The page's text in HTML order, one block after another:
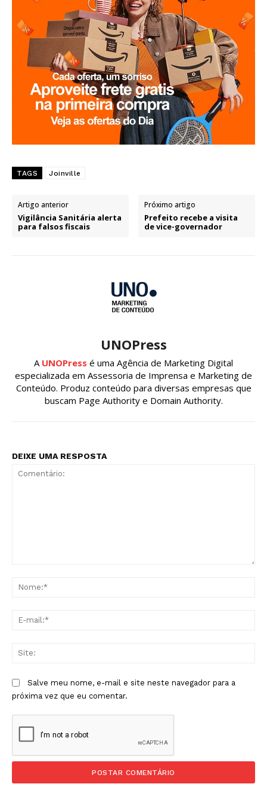
TAGS Joinville
Artigo anterior
Vigilância Sanitária alerta
para falsos fiscais
Próximo artigo
Prefeito recebe a visita
de vice-governador
UNOPress
A UNOPress é uma Agência de Marketing Digital
especializada em Assessoria de Imprensa e Marketing de
Conteúdo. Produz conteúdo para diversas empresas que
buscam Page Authority e Domain Authority.
DEIXE UMA RESPOSTA
Salve meu nome, e-mail e site neste navegador para a
próxima vez que eu comentar.